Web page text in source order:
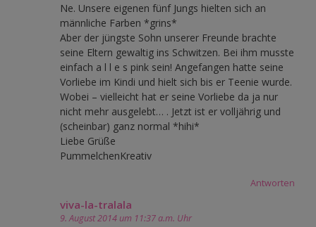
Ne. Unsere eigenen fünf Jungs hielten sich an
männliche Farben *grins*
Aber der jüngste Sohn unserer Freunde brachte
seine Eltern gewaltig ins Schwitzen. Bei ihm musste
einfach a l l e s pink sein! Angefangen hatte seine
Vorliebe im Kindi und hielt sich bis er Teenie wurde.
Wobei – vielleicht hat er seine Vorliebe da ja nur
nicht mehr ausgelebt… . Jetzt ist er volljährig und
(scheinbar) ganz normal *hihi*
Liebe Grüße
PummelchenKreativ
Antworten
viva-la-tralala
9. August 2014 um 11:37 a.m. Uhr